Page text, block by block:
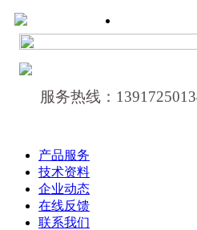
服务热线：
产品服务
技术资料
企业动态
在线反馈
联系我们